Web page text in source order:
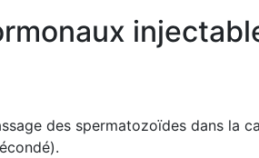
des spermatozoïdes dans la